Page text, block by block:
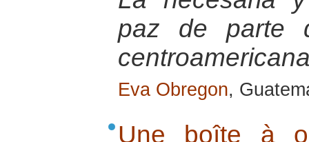
paz de parte
Eva Obregon,
Une boîte à